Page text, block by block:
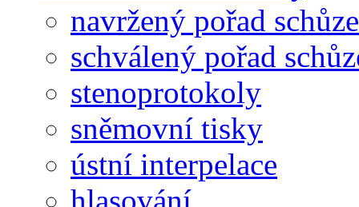
navržený pořad schůze
schválený pořad
stenoprotokoly
sněmovní tisky
ústní interpelace
hlasování